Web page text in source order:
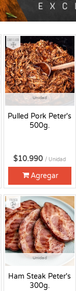
Unidad
Pulled Pork Peter's
500g.
Congelado
$10.990 / Unidad
Agregar
Unidad
Ham Steak Peter's
300g.
Fresco